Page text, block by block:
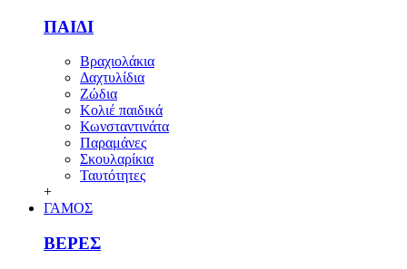
ΠΑΙΔΙ
Βραχιολάκια
Δαχτυλίδια
Ζώδια
Κολιέ παιδικά
Κωνσταντινάτα
Παραμάνες
Σκουλαρίκια
Ταυτότητες
+
ΓΑΜΟΣ
ΒΕΡΕΣ